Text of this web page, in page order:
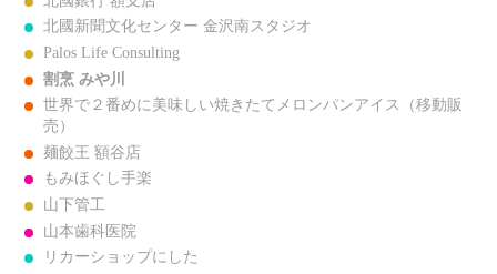
北國新聞文化センター 金沢南スタジオ
Palos Life Consulting
割烹 みや川
世界で２番めに美味しい焼きたてメロンパンアイス（移動販
売）
麺餃王 額谷店
もみほぐし手楽
山下管工
山本歯科医院
リカーショップにした